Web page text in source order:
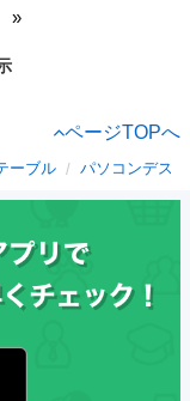
ページTOPへ
ーブル パソコンデスク